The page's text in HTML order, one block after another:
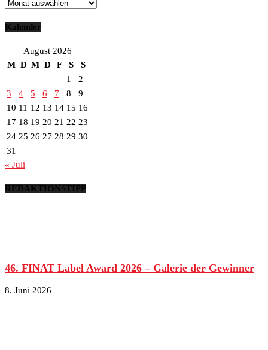
Archiv
Kalender
August 2026
M D M D F S
S
1
2
3
4 5 6 7 8
9
10 11 12 13 14 15 16
17 18 19 20 21 22 23
24 25 26 27 28 29 30
31
« Juli
REDAKTIONSTIPP
46. FINAT Label Award 2026 – Galerie der Gewinner
8. Juni 2026